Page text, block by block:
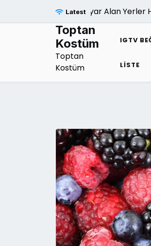
Latest
Bilgisayar Alan Yerler Hafta
Toptan
Kostüm
Toptan
Kostüm
IGTV
LISTE